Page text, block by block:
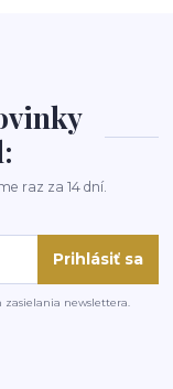
raz za 14 dní.
Prihlásiť sa
zasielania newslettera.